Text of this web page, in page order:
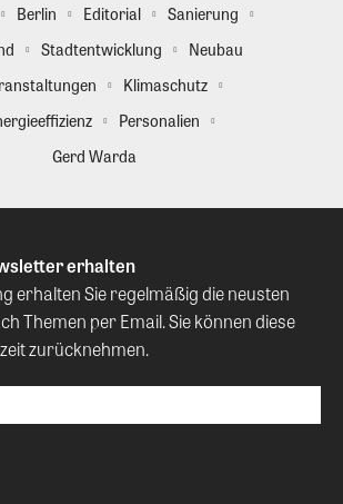
Berlin Editorial
Sanierung
Stadtentwicklung
Neubau
Klimaschutz
Personalien
Gerd Warda
erhalten
erhalten Sie regelmäßig die neusten
Themen per Email. Sie können diese
zurücknehmen.